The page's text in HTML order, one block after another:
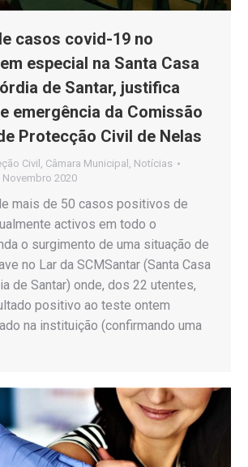
casos covid-19 no
especial na Santa Casa
de Santar, justifica
emergência da Comissão
Protecção Civil de Nelas
Civil Câmara Municipal Notícias
Novembro 2020
mais de 50 casos positivos de
activos em todo o
o surgimento de uma situação de
no Lar da SCMSantar (Santa Casa
de Santar) onde, dos 22 utentes,
positivo ao teste ontem
na instituição (confirmando uma